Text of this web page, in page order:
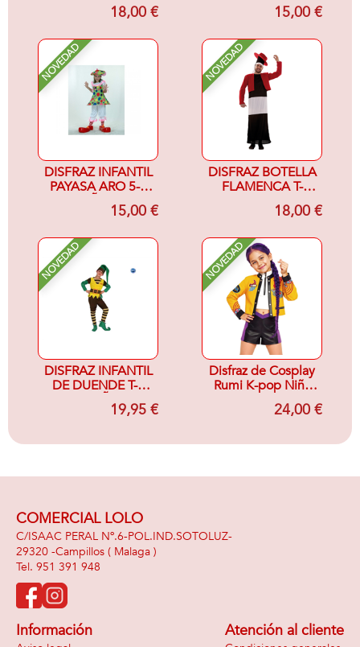
18,00 € 15,00 €
NOVEDAD
DISFRAZ INFANTIL
PAYASA ARO 5-6
AÑOS15,00 €
NOVEDAD
DISFRAZ BOTELLA
FLAMENCA T-
UNICA18,00 €
NOVEDAD
DISFRAZ INFANTIL
DE DUENDE T-3
(7/9 AÑOS)19,95 €
NOVEDAD
Disfraz de Cosplay
Rumi K-pop Niña
para Carnaval 5-6
AÑOS24,00 €
COMERCIAL LOLO
C/ISAAC PERAL Nº.6-POL.IND.SOTOLUZ-
29320 -Campillos ( Malaga )
951 391 948
Información Atención al cliente